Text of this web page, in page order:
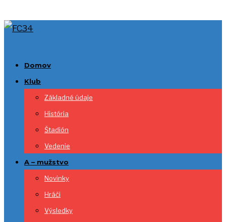
Domov
Klub
Základné údaje
História
Štadión
Vedenie
A – mužstvo
Novinky
Hráči
Výsledky